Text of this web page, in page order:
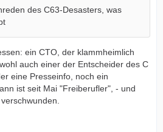
des C63-Desasters, was
ein CTO, der klammheimlich
auch einer der Entscheider des C
eine Presseinfo, noch ein
ist seit Mai "Freiberufler", - und